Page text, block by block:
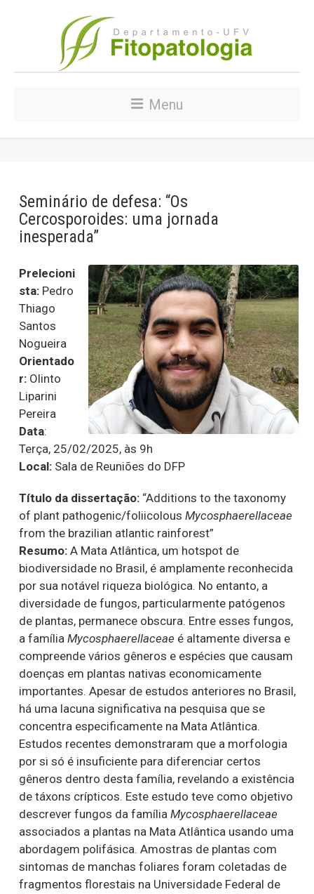
Menu
Seminário de defesa: “Os
Cercosporoides: uma jornada
inesperada”
Prelecioni
sta: Pedro
Thiago
Santos
Nogueira
Orientado
r: Olinto
Liparini
Pereira
Data:
Terça, 25/02/2025, às 9h
Local: Sala de Reuniões do DFP
Título da dissertação: “Additions to the taxonomy
of plant pathogenic/foliicolous Mycosphaerellaceae
from the brazilian atlantic rainforest”
Resumo: A Mata Atlântica, um hotspot de
biodiversidade no Brasil, é amplamente reconhecida
por sua notável riqueza biológica. No entanto, a
diversidade de fungos, particularmente patógenos
de plantas, permanece obscura. Entre esses fungos,
a família Mycosphaerellaceae é altamente diversa e
compreende vários gêneros e espécies que causam
doenças em plantas nativas economicamente
importantes. Apesar de estudos anteriores no Brasil,
há uma lacuna significativa na pesquisa que se
concentra especificamente na Mata Atlântica.
Estudos recentes demonstraram que a morfologia
por si só é insuficiente para diferenciar certos
gêneros dentro desta família, revelando a existência
de táxons crípticos. Este estudo teve como objetivo
descrever fungos da família Mycosphaerellaceae
associados a plantas na Mata Atlântica usando uma
abordagem polifásica. Amostras de plantas com
sintomas de manchas foliares foram coletadas de
fragmentos florestais na Universidade Federal de